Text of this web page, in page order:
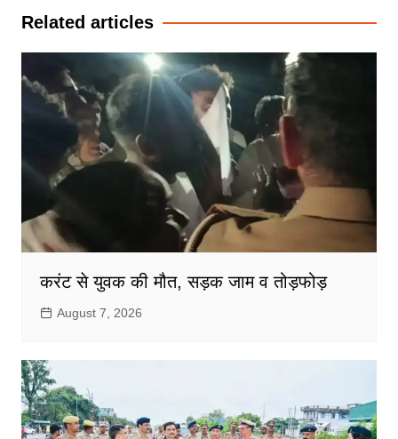
Related articles
करंट से युवक की मौत, सड़क जाम व तोड़फोड़
August 7, 2026